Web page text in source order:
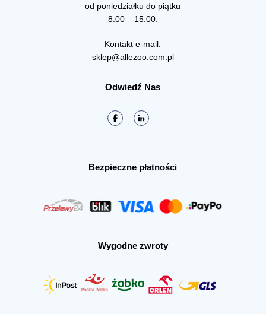
od poniedziałku do piątku
8:00 – 15:00.
Kontakt e-mail:
sklep@allezoo.com.pl
Odwiedź Nas
Bezpieczne płatności
Wygodne zwroty